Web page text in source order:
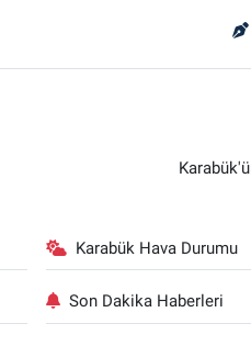
Karabük Hava Durumu
Son Dakika Haberleri